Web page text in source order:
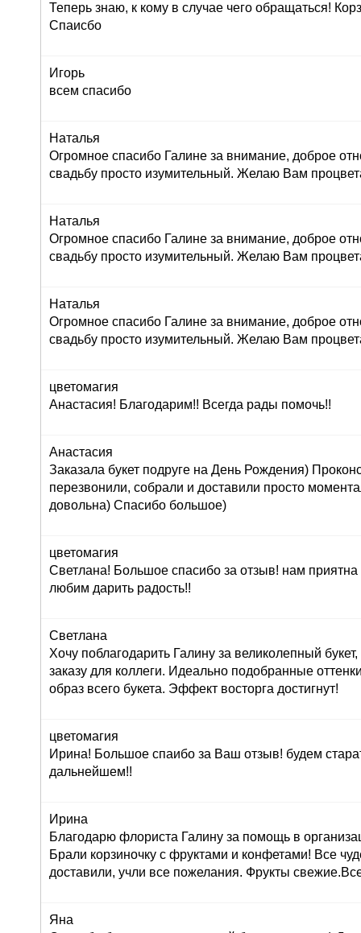
Теперь знаю, к кому в случае чего обращаться!
Спаисбо
Игорь
всем спасибо
Наталья
Огромное спасибо Галине за внимание, доброе
свадьбу просто изумительный. Желаю Вам
Наталья
Огромное спасибо Галине за внимание, доброе
свадьбу просто изумительный. Желаю Вам
Наталья
Огромное спасибо Галине за внимание, доброе
свадьбу просто изумительный. Желаю Вам
цветомагия
Анастасия! Благодарим!! Всегда рады помочь!!
Анастасия
Заказала букет подруге на День Рождения)
перезвонили, собрали и доставили просто
довольна) Спасибо большое)
цветомагия
Светлана! Большое спасибо за отзыв! нам
любим дарить радость!!
Светлана
Хочу поблагодарить Галину за великолепный
заказу для коллеги. Идеально подобранные
образ всего букета. Эффект восторга достигнут!
цветомагия
Ирина! Большое спаибо за Ваш отзыв! будем
дальнейшем!!
Ирина
Благодарю флориста Галину за помощь в
Брали корзиночку с фруктами и конфетами! Все
доставили, учли все пожелания. Фрукты
Яна